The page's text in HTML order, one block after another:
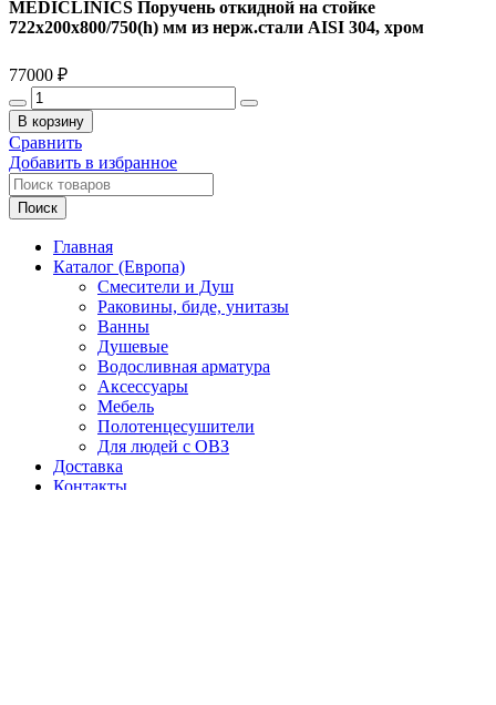
MEDICLINICS Поручень откидной на стойке
722х200х800/750(h) мм из нерж.стали AISI 304, хром
77000 ₽
Количество
товара
MEDICLINICS
Поручень
откидной
на
стойке
мм
из
нерж.стали
В корзину
Сравнить
Добавить в избранное
Поиск
Главная
Каталог (Европа)
Смесители и Душ
Раковины, биде, унитазы
Ванны
Душевые
Водосливная арматура
Аксессуары
Мебель
Полотенцесушители
Для людей с ОВЗ
Доставка
Контакты